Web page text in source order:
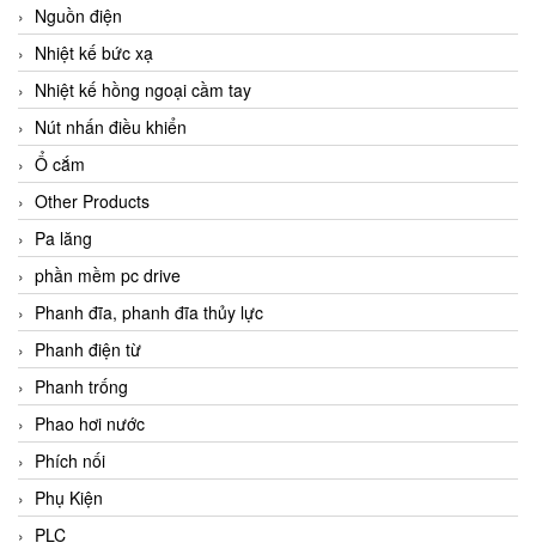
Nguồn điện
Nhiệt kế bức xạ
Nhiệt kế hồng ngoại cầm tay
Nút nhấn điều khiển
Ổ cắm
Other Products
Pa lăng
phần mềm pc drive
Phanh đĩa, phanh đĩa thủy lực
Phanh điện từ
Phanh trống
Phao hơi nước
Phích nối
Phụ Kiện
PLC